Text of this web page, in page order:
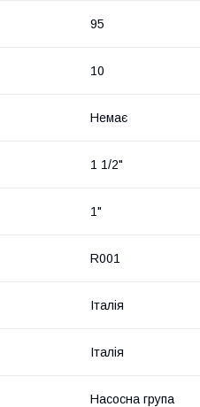
95
10
Немає
1 1/2"
1"
R001
Італія
Італія
Насосна група